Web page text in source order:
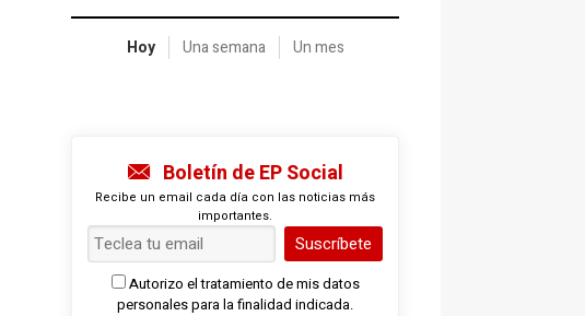
Hoy Una semana Un mes
Boletín de EP Social
Recibe un email cada día con las noticias más
importantes.
Suscríbete
Autorizo el tratamiento de mis datos
personales para la finalidad indicada.